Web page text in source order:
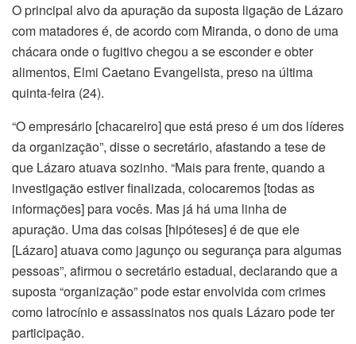
O principal alvo da apuração da suposta ligação de Lázaro
com matadores é, de acordo com Miranda, o dono de uma
chácara onde o fugitivo chegou a se esconder e obter
alimentos, Elmi Caetano Evangelista, preso na última
quinta-feira (24).
“O empresário [chacareiro] que está preso é um dos líderes
da organização”, disse o secretário, afastando a tese de
que Lázaro atuava sozinho. “Mais para frente, quando a
investigação estiver finalizada, colocaremos [todas as
informações] para vocês. Mas já há uma linha de
apuração. Uma das coisas [hipóteses] é de que ele
[Lázaro] atuava como jagunço ou segurança para algumas
pessoas”, afirmou o secretário estadual, declarando que a
suposta “organização” pode estar envolvida com crimes
como latrocínio e assassinatos nos quais Lázaro pode ter
participação.